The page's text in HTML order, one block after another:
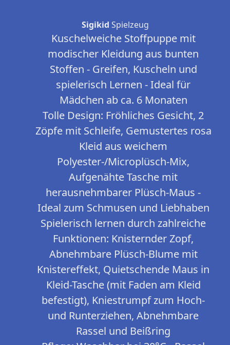
Sigikid Spielzeug
Kuschelweiche Stoffpuppe mit
modischer Kleidung aus bunten
Stoffen - Greifen, Kuscheln und
spielerisch Lernen - Ideal für
Mädchen ab ca. 6 Monaten
Tolle Design: Fröhliches Gesicht, 2
Zöpfe mit Schleife, Gemustertes rosa
Kleid aus weichem
Polyester-/Microplüsch-Mix,
Aufgenähte Tasche mit
herausnehmbarer Plüsch-Maus -
Ideal zum Schmusen und Liebhaben
Spielerisch lernen durch zahlreiche
Funktionen: Knisternder Zopf,
Abnehmbare Plüsch-Blume mit
Knistereffekt, Quietschende Maus in
Kleid-Tasche (mit Faden am Kleid
befestigt), Kniestrumpf zum Hoch-
und Runterziehen, Abnehmbare
Rassel und Beißring